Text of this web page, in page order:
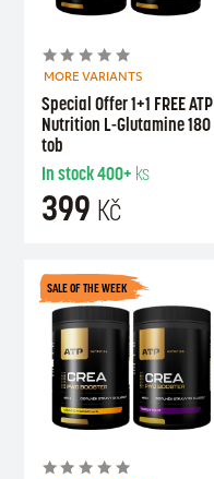
MORE VARIANTS
Special Offer 1+1 FREE ATP
Nutrition L-Glutamine 180
tob
In stock400+ ks
399 Kč
SALE OF THE WEEK